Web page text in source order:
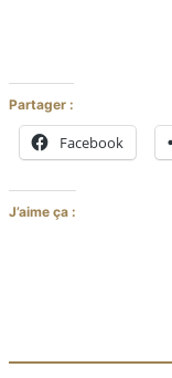
Partager :
Facebook
J’aime ça :